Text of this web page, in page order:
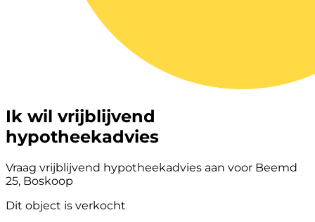
Ik wil vrijblijvend
hypotheekadvies
Vraag vrijblijvend hypotheekadvies aan voor Beemd
25, Boskoop
Dit object is verkocht